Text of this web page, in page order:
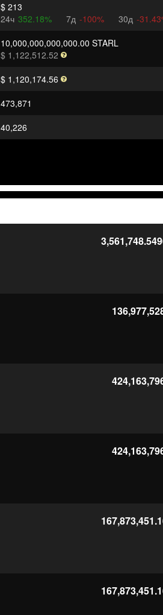
$ 213
24ч 352.18% 7д -100% 30д -
10,000,000,000,000.00 STARL
$ 1,122,512.52
$ 1,120,174.56
473,871
40,226